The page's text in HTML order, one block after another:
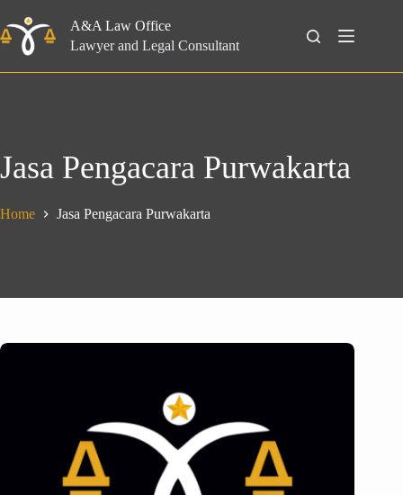
to
content
A&A Law Office
Lawyer and Legal Consultant
Search
Jasa Pengacara Purwakarta
Home Jasa Pengacara Purwakarta